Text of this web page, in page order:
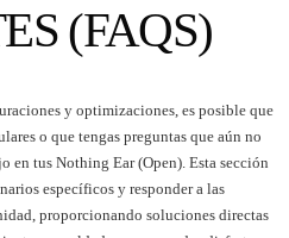
(FAQS)
y optimizaciones, es posible que
o que tengas preguntas que aún no
en tus Nothing Ear (Open). Esta sección
específicos y responder a las
proporcionando soluciones directas